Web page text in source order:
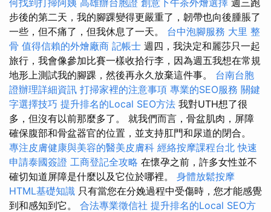
何找到打掃阿姨 高雄辦台胞證 創意下午茶外燴選擇 週三跑
步後的第二天，我的腳踝變得更嚴重了，韌帶也向後腫脹了
一些，但不痛了，但我休息了一天。 台中泡腳服務 大里 整
骨 值得信賴的外燴廠商 記帳士 週四，我決定和麗莎只一起
旅行，我會像參加比賽一樣收拾行李，因為週五我想在常規
地形上測試我的腳踝，然後再永久放棄這件事。 台南台胞
證辦理詳細資訊 打掃家裡的注意事項 專業的SEO服務 關鍵
字選擇技巧 提升排名的Local SEO方法 我對UTH想了很
多，但沒有以前那麼多了。 就我們而言，骨盆肌肉，屏障
確保腹部和骨盆器官的位置，並支持肛門和尿道的閉合。
專注皮膚健康與美容的醫美皮膚科 經絡按摩課程台北 快速
申請泰國簽證 工商登記全攻略 在懷孕之前，許多女性並不
確切知道屏障是什麼以及它位於哪裡。 身體放鬆按摩
HTML基礎知識 只有當您在分娩過程中受傷時，您才能感覺
到和感知到它。 合法專業徵信社 提升排名的Local SEO方